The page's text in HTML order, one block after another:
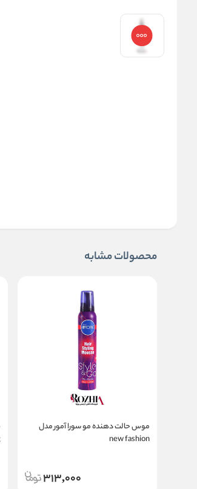
محصولات مشابه
موس حالت دهنده مو سورا آمور مدل
new fashion
313,000